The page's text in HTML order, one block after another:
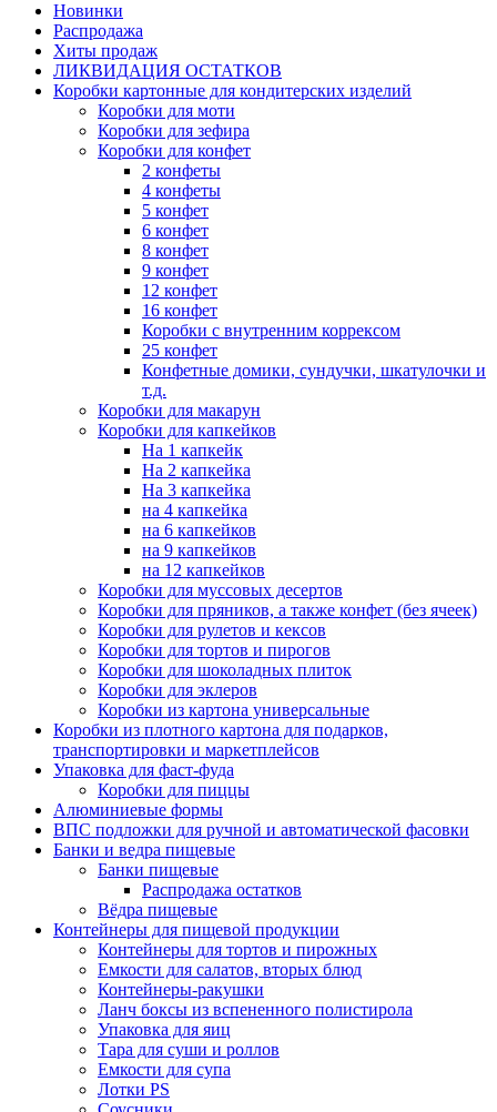
Новинки
Распродажа
Хиты продаж
ЛИКВИДАЦИЯ ОСТАТКОВ
Коробки картонные для кондитерских изделий
Коробки для моти
Коробки для зефира
Коробки для конфет
2 конфеты
4 конфеты
5 конфет
6 конфет
8 конфет
9 конфет
12 конфет
16 конфет
Коробки с внутренним коррексом
25 конфет
Конфетные домики, сундучки, шкатулочки и
т.д.
Коробки для макарун
Коробки для капкейков
На 1 капкейк
На 2 капкейка
На 3 капкейка
на 4 капкейка
на 6 капкейков
на 9 капкейков
на 12 капкейков
Коробки для муссовых десертов
Коробки для пряников, а также конфет (без ячеек)
Коробки для рулетов и кексов
Коробки для тортов и пирогов
Коробки для шоколадных плиток
Коробки для эклеров
Коробки из картона универсальные
Коробки из плотного картона для подарков,
транспортировки и маркетплейсов
Упаковка для фаст-фуда
Коробки для пиццы
Алюминиевые формы
ВПС подложки для ручной и автоматической фасовки
Банки и ведра пищевые
Банки пищевые
Распродажа остатков
Вёдра пищевые
Контейнеры для пищевой продукции
Контейнеры для тортов и пирожных
Емкости для салатов, вторых блюд
Контейнеры-ракушки
Ланч боксы из вспененного полистирола
Упаковка для яиц
Тара для суши и роллов
Емкости для супа
Лотки PS